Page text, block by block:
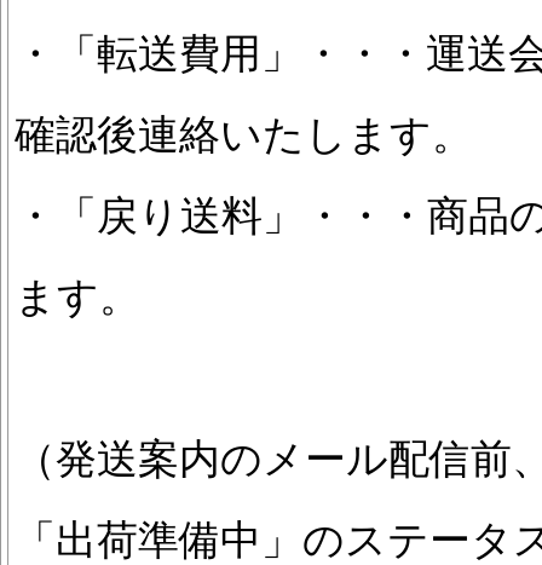
・「転送費用」・・・運
確認後連絡いたします。
・「戻り送料」・・・商品
ます。
（発送案内のメール配信
「出荷準備中」のステー